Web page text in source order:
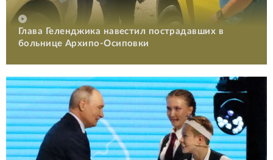
Глава Геленджика навестил пострадавших в
больнице Архипо-Осиповки